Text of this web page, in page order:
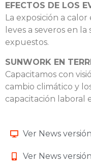
EFECTOS DE LOS
La exposición a
leves a severos en
expuestos.
SUNWORK EN
Capacitamos con
cambio climático y
capacitación laboral
Ver News
Ver News